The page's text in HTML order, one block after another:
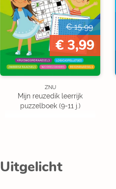
€ 15,99
€ 3,99
ZNU
Mijn reuzedik leerrijk
puzzelboek (9-11 j.)
Uitgelicht